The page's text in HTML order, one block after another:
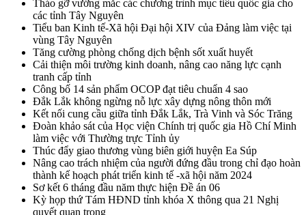
Tháo gỡ vướng mắc các chương trình mục tiêu quốc gia cho
các tỉnh Tây Nguyên
Tiểu ban Kinh tế-Xã hội Đại hội XIV của Đảng làm việc tại
vùng Tây Nguyên
Tăng cường phòng chống dịch bệnh sốt xuất huyết
Cải thiện môi trường kinh doanh, nâng cao năng lực cạnh
tranh cấp tỉnh
Công bố 14 sản phẩm OCOP đạt tiêu chuẩn 4 sao
Đắk Lắk không ngừng nỗ lực xây dựng nông thôn mới
Kết nối cung cầu giữa tỉnh Đắk Lắk, Trà Vinh và Sóc Trăng
Đoàn khảo sát của Học viện Chính trị quốc gia Hồ Chí Minh
làm việc với Thường trực Tỉnh ủy
Thúc đẩy giao thương vùng biên giới huyện Ea Súp
Nâng cao trách nhiệm của người đứng đầu trong chỉ đạo hoàn
thành kế hoạch phát triển kinh tế -xã hội năm 2024
Sơ kết 6 tháng đầu năm thực hiện Đề án 06
Kỳ họp thứ Tám HĐND tỉnh khóa X thông qua 21 Nghị
quyết quan trọng